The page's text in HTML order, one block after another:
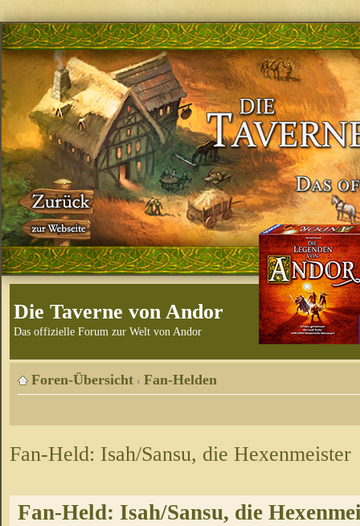
Die Taverne von Andor
Das offizielle Forum zur Welt von Andor
Foren-Übersicht ‹ Fan-Helden
Fan-Held: Isah/Sansu, die Hexenmeister
Fan-Held: Isah/Sansu, die